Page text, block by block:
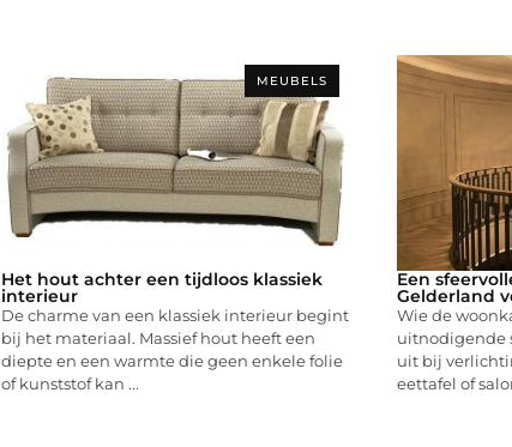
MEUBELS
Het hout achter een tijdloos klassiek
interieur
De charme van een klassiek interieur begint
bij het materiaal. Massief hout heeft een
diepte en een warmte die geen enkele folie
of kunststof kan ...
Een
Gelderland
Wie de
uitnodigende
uit bij
eettafel of